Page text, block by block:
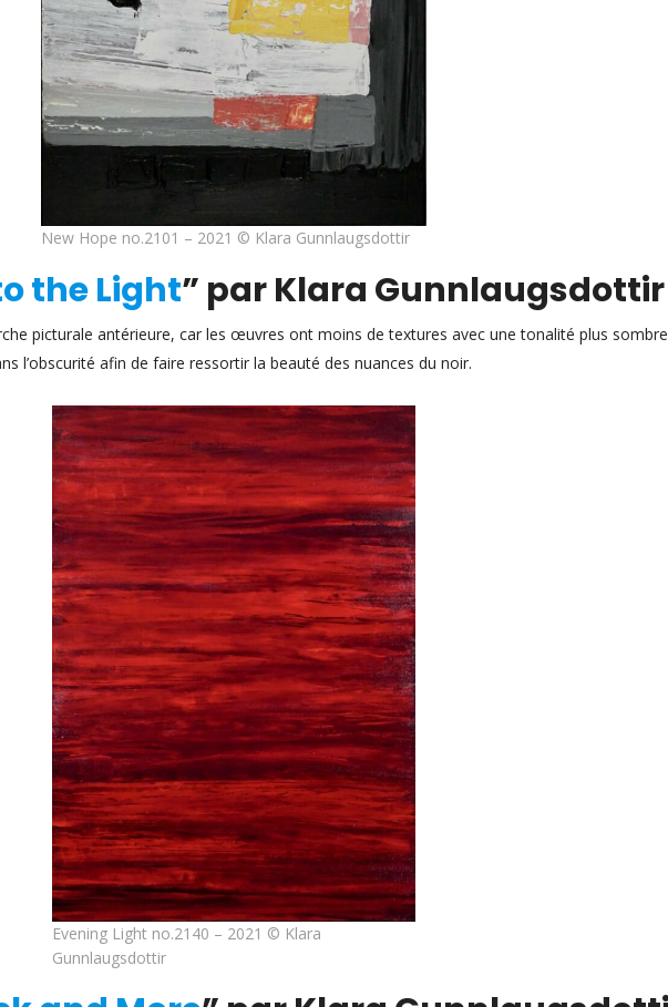
New Hope no.2101 – 2021 © Klara Gunnlaugsdottir
the Light” par Klara Gunnlaugsdottir
picturale antérieure, car les œuvres ont moins de textures avec une tonalité plus
l’obscurité afin de faire ressortir la beauté des nuances du noir.
Evening Light no.2140 – 2021 © Klara
Gunnlaugsdottir